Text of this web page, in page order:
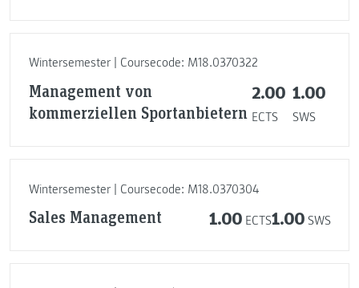
Wintersemester | Coursecode: M18.0370322
Management von
kommerziellen Sportanbietern
2.00
ECTS
1.00
SWS
Wintersemester | Coursecode: M18.0370304
Sales Management 1.00 ECTS1.00 SWS